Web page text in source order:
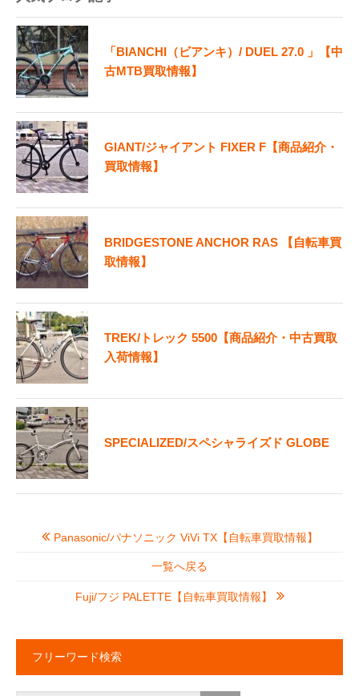
「BIANCHI（ビアンキ）/ DUEL 27.0 」【中
古MTB買取情報】
GIANT/ジャイアント FIXER F【商品紹介・
買取情報】
BRIDGESTONE ANCHOR RAS 【自転車買
取情報】
TREK/トレック 5500【商品紹介・中古買取
入荷情報】
SPECIALIZED/スペシャライズド GLOBE
Panasonic/パナソニック ViVi TX【自転車買取情報】
一覧へ戻る
Fuji/フジ PALETTE【自転車買取情報】
フリーワード検索